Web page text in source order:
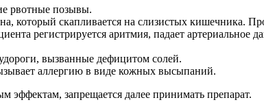
рвотные позывы.
который скапливается на слизистых кишечника.
регистрируется аритмия, падает
вызванные дефицитом солей.
аллергию в виде кожных высыпаний.
запрещается далее принимать препарат.